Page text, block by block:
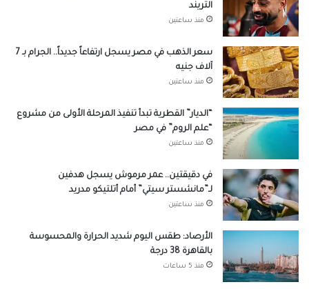
التريند
منذ ساعتين
سعر الذهب في مصر يسجل ارتفاعاً جديداً.. الجرام بـ 7
آلاف جنيه
منذ ساعتين
“الديار” القطرية تبدأ تنفيذ المرحلة الأولى من مشروع
“علم الروم” في مصر
منذ ساعتين
في دقيقتين.. عمر مرموش يسجل هدفين
لـ”مانشستر سيتي” أمام أتلتيكو مدريد
منذ ساعتين
الأرصاد: طقس اليوم شديد الحرارة والمحسوسة
بالقاهرة 38 درجة
منذ 5 ساعات